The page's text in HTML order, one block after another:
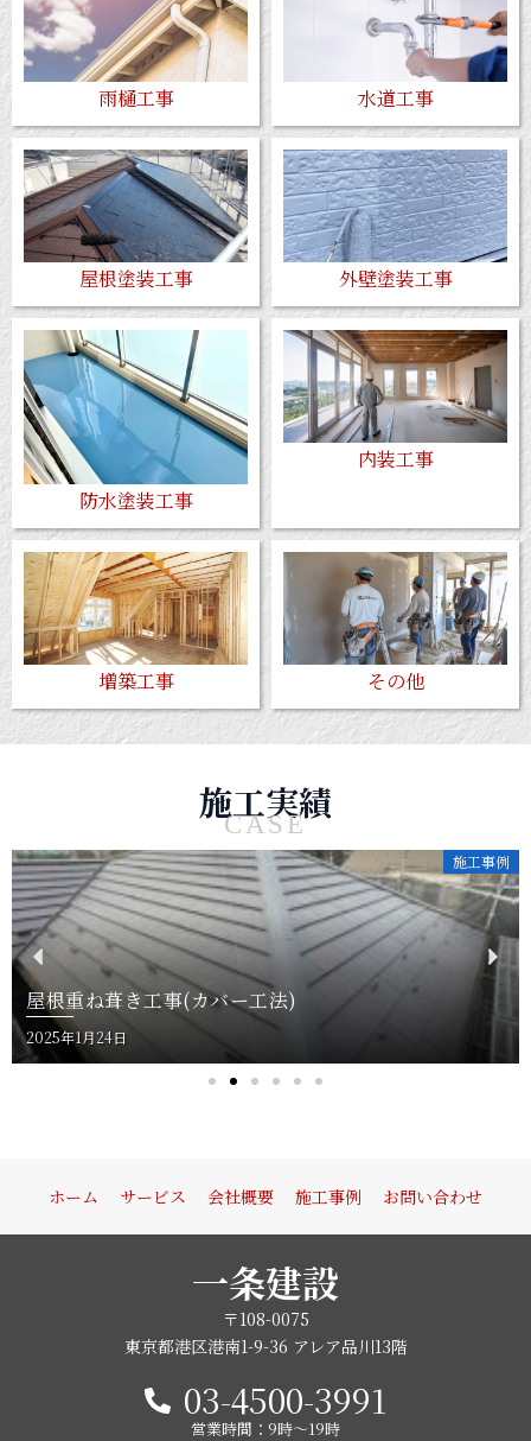
雨樋工事 水道工事
屋根塗装工事 外壁塗装工事
防水塗装工事
内装工事
増築工事 その他
施工実績
CASE
施工事例
屋根重ね葺き工事(カバー工法)
Posted
on
2025年1月24日
P
r
e
v
N
e
x
ホーム サービス 会社概要 施工事例 お問い合わせ
一条建設
〒108-0075
東京都港区港南1-9-36 アレア品川13階
03-4500-3991
営業時間：9時〜19時